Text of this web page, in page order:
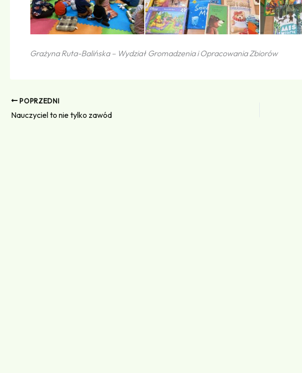
Grażyna Ruta-Balińska – Wydział Gromadzenia i Opracowania Zbiorów
POPRZEDNI
Nauczyciel to nie tylko zawód